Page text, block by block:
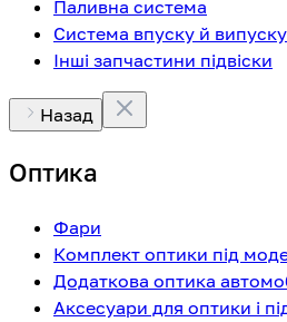
Паливна система
Система впуску й випуску
Інші запчастини підвіски
Назад
Оптика
Фари
Комплект оптики під
Додаткова оптика
Аксесуари для оптики і